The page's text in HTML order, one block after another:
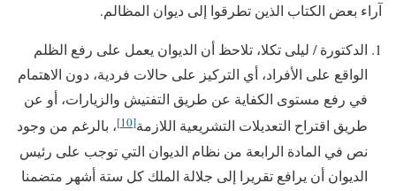
آراء بعض الكتاب الذين تطرقوا إلى ديوان المظالم.
الدكتورة / ليلى تكلا، تلاحظ أن الديوان يعمل على رفع الظلم
الواقع على الأفراد، أي التركيز على حالات فردية، دون الاهتمام
في رفع مستوى الكفاية عن طريق التفتيش والزيارات، أو عن
طريق اقتراح التعديلات التشريعية اللازمة[10]
، بالرغم من وجود
نص في المادة الرابعة من نظام الديوان التي توجب على رئيس
الديوان أن يرافع تقريرا إلى جلالة الملك كل ستة أشهر متضمنا